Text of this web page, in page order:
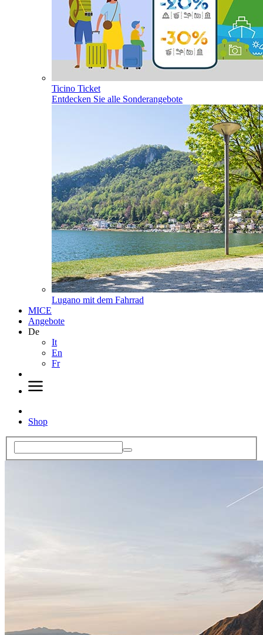
Ticino Ticket
Entdecken Sie alle Sonderangebote
Lugano mit dem Fahrrad
MICE
Angebote
De
It
En
Fr
Shop